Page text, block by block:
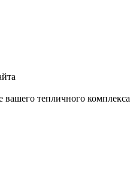
тепличного комплекса